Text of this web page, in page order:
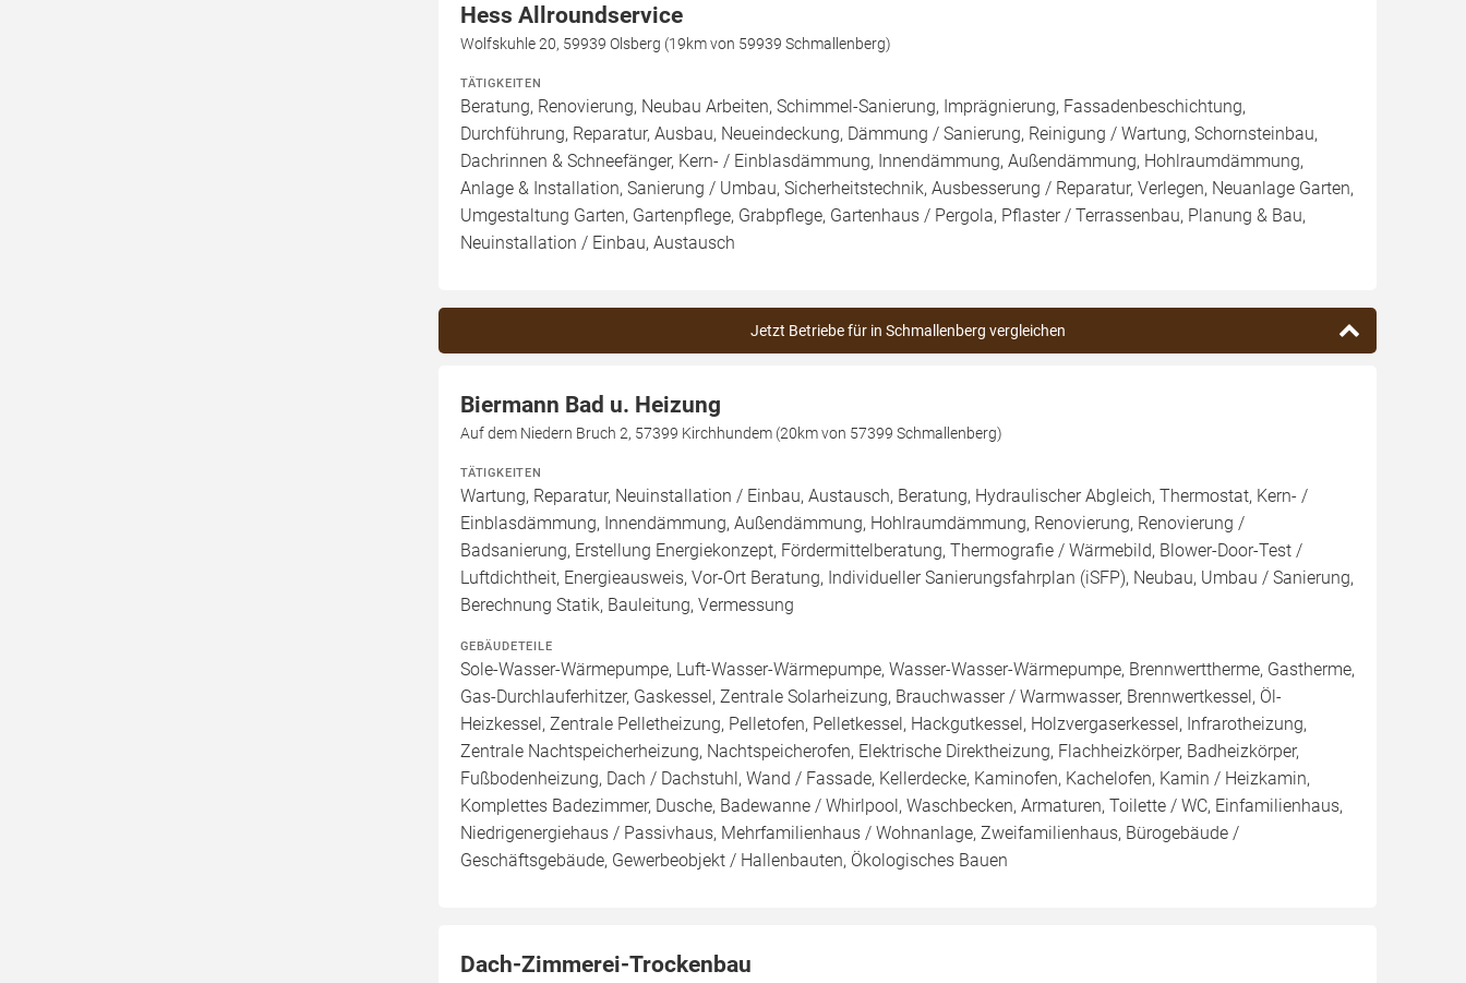
Hess Allroundservice
Wolfskuhle 20, 59939 Olsberg (19km von 59939 Schmallenberg)
TÄTIGKEITEN
Beratung, Renovierung, Neubau Arbeiten, Schimmel-Sanierung, Imprägnierung, Fassadenbeschichtung,
Durchführung, Reparatur, Ausbau, Neueindeckung, Dämmung / Sanierung, Reinigung / Wartung, Schornsteinbau,
Dachrinnen & Schneefänger, Kern- / Einblasdämmung, Innendämmung, Außendämmung, Hohlraumdämmung,
Anlage & Installation, Sanierung / Umbau, Sicherheitstechnik, Ausbesserung / Reparatur, Verlegen, Neuanlage Garten,
Umgestaltung Garten, Gartenpflege, Grabpflege, Gartenhaus / Pergola, Pflaster / Terrassenbau, Planung & Bau,
Neuinstallation / Einbau, Austausch
Jetzt Betriebe für in Schmallenberg vergleichen
Biermann Bad u. Heizung
Auf dem Niedern Bruch 2, 57399 Kirchhundem (20km von 57399 Schmallenberg)
TÄTIGKEITEN
Wartung, Reparatur, Neuinstallation / Einbau, Austausch, Beratung, Hydraulischer Abgleich, Thermostat, Kern- /
Einblasdämmung, Innendämmung, Außendämmung, Hohlraumdämmung, Renovierung, Renovierung /
Badsanierung, Erstellung Energiekonzept, Fördermittelberatung, Thermografie / Wärmebild, Blower-Door-Test /
Luftdichtheit, Energieausweis, Vor-Ort Beratung, Individueller Sanierungsfahrplan (iSFP), Neubau, Umbau / Sanierung,
Berechnung Statik, Bauleitung, Vermessung
GEBÄUDETEILE
Sole-Wasser-Wärmepumpe, Luft-Wasser-Wärmepumpe, Wasser-Wasser-Wärmepumpe, Brennwerttherme, Gastherme,
Gas-Durchlauferhitzer, Gaskessel, Zentrale Solarheizung, Brauchwasser / Warmwasser, Brennwertkessel, Öl-
Heizkessel, Zentrale Pelletheizung, Pelletofen, Pelletkessel, Hackgutkessel, Holzvergaserkessel, Infrarotheizung,
Zentrale Nachtspeicherheizung, Nachtspeicherofen, Elektrische Direktheizung, Flachheizkörper, Badheizkörper,
Fußbodenheizung, Dach / Dachstuhl, Wand / Fassade, Kellerdecke, Kaminofen, Kachelofen, Kamin / Heizkamin,
Komplettes Badezimmer, Dusche, Badewanne / Whirlpool, Waschbecken, Armaturen, Toilette / WC, Einfamilienhaus,
Niedrigenergiehaus / Passivhaus, Mehrfamilienhaus / Wohnanlage, Zweifamilienhaus, Bürogebäude /
Geschäftsgebäude, Gewerbeobjekt / Hallenbauten, Ökologisches Bauen
Dach-Zimmerei-Trockenbau